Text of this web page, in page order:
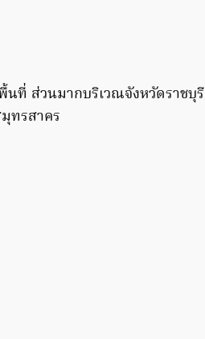
ที่ ส่วนมากบริเวณจังหวัดราชบุรี
ทรสาคร